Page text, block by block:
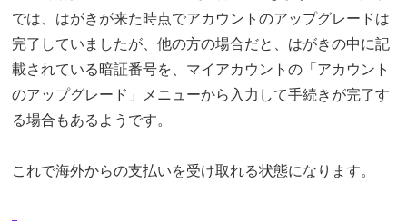
では、はがきが来た時点でアカウントのアップグレードは
完了していましたが、他の方の場合だと、はがきの中に記
載されている暗証番号を、マイアカウントの「アカウント
のアップグレード」メニューから入力して手続きが完了す
る場合もあるようです。
これで海外からの支払いを受け取れる状態になります。